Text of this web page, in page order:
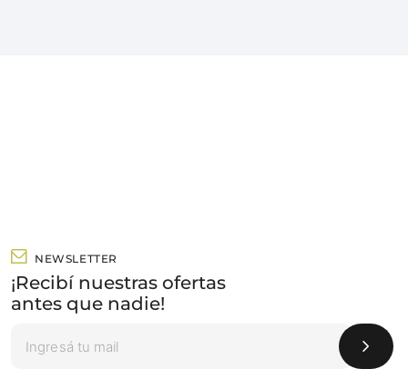
NEWSLETTER
¡Recibí nuestras ofertas
antes que nadie!